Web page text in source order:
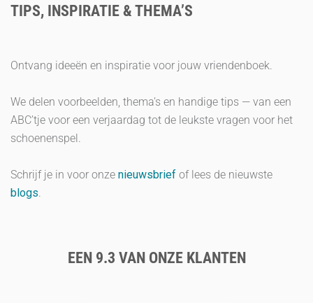
TIPS, INSPIRATIE & THEMA’S
Ontvang ideeën en inspiratie voor jouw vriendenboek.
We delen voorbeelden, thema’s en handige tips — van een
ABC’tje voor een verjaardag tot de leukste vragen voor het
schoenenspel.
Schrijf je in voor onze nieuwsbrief of lees de nieuwste
blogs.
EEN 9.3 VAN ONZE KLANTEN